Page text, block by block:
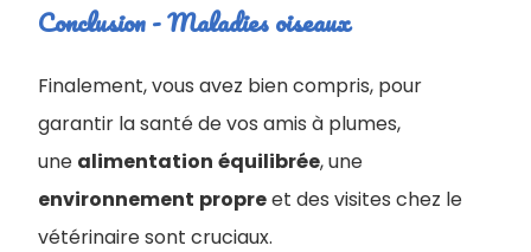
Conclusion - Maladies oiseaux
Finalement, vous avez bien compris, pour
garantir la santé de vos amis à plumes,
une alimentation équilibrée, une
environnement propreet des visites chez le
vétérinaire sont cruciaux.